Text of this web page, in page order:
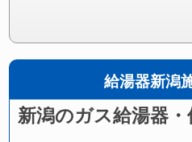
給湯器新潟
新潟のガス給湯器・